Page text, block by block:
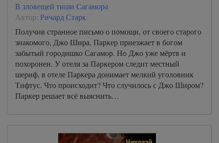
В зловещей тиши Сагамора
Автор: Ричард Старк
Получив странное письмо о помощи, от своего старого
знакомого, Джо Шира, Паркер приезжает в богом
забытый городишко Сагамор. Но Джо уже мёртв и
похоронен. У отеля за Паркером следит местный
шериф, в отеле Паркера донимает мелкий уголовник
Тифтус. Что происходит? Что случилось с Джо Широм?
Паркер решает всё выяснить…